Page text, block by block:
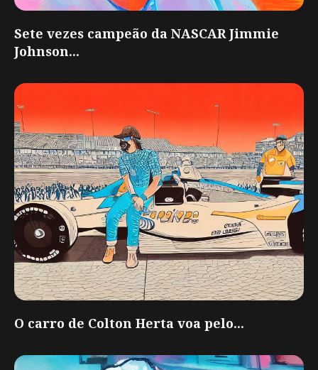
Sete vezes campeão da NASCAR Jimmie
Johnson...
O carro de Colton Herta voa pelo...